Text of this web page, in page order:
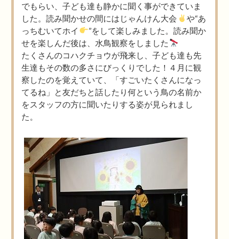
でもらい、子ども達も静かに聞く事ができていま
した。読み聞かせの間にはじゃんけん大会
や“あ
っちむいてホイ
”をして楽しみました。読み聞か
せを楽しんだ後は、水鳥観察をしました
たくさんのコハクチョウが飛来し、子ども達も先
生達もその数の多さにびっくりでした！４月に観
察したのを覚えていて、「すごいたくさんになっ
てるね」と友だちと話したり何という鳥の名前か
をスタッフの方に聞いたりする姿が見られまし
た。